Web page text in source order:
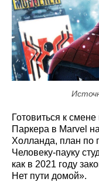
Готовиться к
Паркера в Marvel
Холланда, план по
Человеку-пауку
как в 2021 году
Нет пути домой».